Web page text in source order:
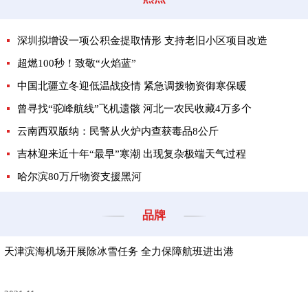
深圳拟增设一项公积金提取情形 支持老旧小区项目改造
超燃100秒！致敬“火焰蓝”
中国北疆立冬迎低温战疫情 紧急调拨物资御寒保暖
曾寻找“驼峰航线”飞机遗骸 河北一农民收藏4万多个
云南西双版纳：民警从火炉内查获毒品8公斤
吉林迎来近十年“最早”寒潮 出现复杂极端天气过程
哈尔滨80万斤物资支援黑河
品牌
天津滨海机场开展除冰雪任务 全力保障航班进出港